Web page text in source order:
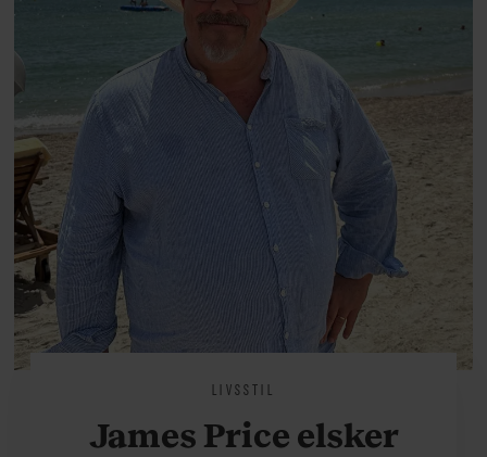
på.
LIVSSTIL
James Price elsker